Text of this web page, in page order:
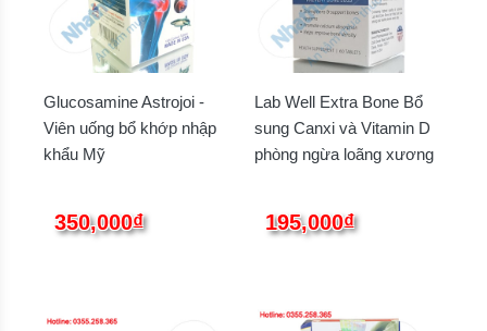
Glucosamine Astrojoi -
Viên uống bổ khớp nhập
khẩu Mỹ
350,000₫
Lab Well Extra Bone Bổ
sung Canxi và Vitamin D
phòng ngừa loãng xương
195,000₫